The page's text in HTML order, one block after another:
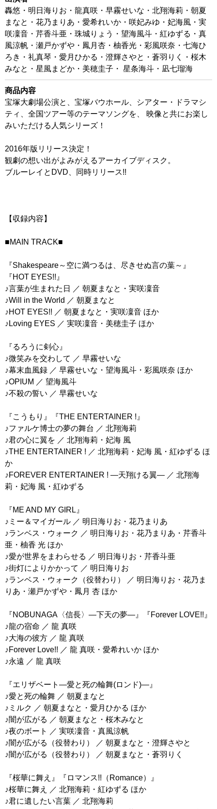
轟悠・明日海りお・龍真咲・早霧せいな・北翔海莉・朝夏
まなと・花乃まりあ・愛希れいか・咲妃みゆ・妃海風・実
咲凜音・芹香斗亜・珠城りょう・望海風斗・紅ゆずる・真
風涼帆・瀬戸かずや・鳳月杏・柚香光・彩風咲奈・七海ひ
ろき・礼真琴・愛月ひかる・澄輝さやと・蒼羽りく・桜木
みなと・星風まどか・美穂圭子・ 星条海斗・凪七瑠海
商品内容
宝塚大劇場公演と、宝塚バウホール、シアター・ドラマシ
ティ、全国ツアー等のテーマソングを、 映像と共にお楽し
みいただける人気シリーズ！
2016年版リリース決定！
観劇の想い出がよみがえるアーカイブディスク。
ブルーレイとDVD、同時リリース!!
【収録内容】
■MAIN TRACK■
『Shakespeare～空に満つるは、尽きせぬ言の葉～』
『HOT EYES!!』
♪言葉が生まれた日 ／ 朝夏まなと・実咲凜音
♪Will in the World ／ 朝夏まなと
♪HOT EYES!! ／ 朝夏まなと・実咲凜音 ほか
♪Loving EYES ／ 実咲凜音・美穂圭子 ほか
『るろうに剣心』
♪微笑みを交わして ／ 早霧せいな
♪幕末血風録 ／ 早霧せいな・望海風斗・彩風咲奈 ほか
♪OPIUM ／ 望海風斗
♪不殺の誓い ／ 早霧せいな
『こうもり』『THE ENTERTAINER !』
♪ファルケ博士の夢の舞台 ／ 北翔海莉
♪君の心に翼を ／ 北翔海莉・妃海 風
♪THE ENTERTAINER ! ／ 北翔海莉・妃海 風・紅ゆずる ほ
か
♪FOREVER ENTERTAINER ! ―天翔ける翼― ／ 北翔海
莉・妃海 風・紅ゆずる
『ME AND MY GIRL』
♪ミー＆マイガール ／ 明日海りお・花乃まりあ
♪ランベス・ウォーク ／ 明日海りお・花乃まりあ・芹香斗
亜・柚香 光 ほか
♪愛が世界をまわらせる ／ 明日海りお・芹香斗亜
♪街灯によりかかって ／ 明日海りお
♪ランベス・ウォーク（役替わり） ／ 明日海りお・花乃ま
りあ・瀬戸かずや・鳳月 杏 ほか
『NOBUNAGA〈信長〉―下天の夢―』『Forever LOVE!!』
♪龍の宿命 ／ 龍 真咲
♪大海の彼方 ／ 龍 真咲
♪Forever Love!! ／ 龍 真咲・愛希れいか ほか
♪永遠 ／ 龍 真咲
『エリザベート―愛と死の輪舞(ロンド)―』
♪愛と死の輪舞 ／ 朝夏まなと
♪ミルク ／ 朝夏まなと・愛月ひかる ほか
♪闇が広がる ／ 朝夏まなと・桜木みなと
♪夜のボート ／ 実咲凜音・真風涼帆
♪闇が広がる（役替わり） ／ 朝夏まなと・澄輝さやと
♪闇が広がる（役替わり） ／ 朝夏まなと・蒼羽りく
『桜華に舞え』『ロマンス!!（Romance）』
♪桜華に舞え ／ 北翔海莉・紅ゆずる ほか
♪君に遺したい言葉 ／ 北翔海莉